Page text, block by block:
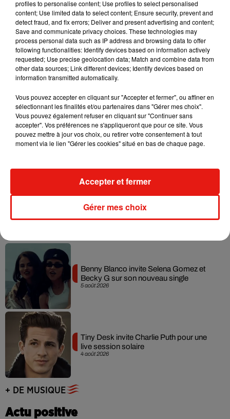
7 août 2026
dans son nouveau clip
7 août 2026
Madonna sort enfin le remix de « Love
Sensation » avec Kylie Minogue
7 août 2026
Tayc et Didi B dévoilent le single le plus
dansant de l’année
collaboration tant attendue
5 août 2026
Benny Blanco invite Selena Gomez et
Becky G sur son nouveau single
4 août 2026
Tiny Desk invite Charlie Puth pour une
live session solaire
+ DE MUSIQUE
Actu positive
profiles to personalise content; Use profiles to select personalised
content; Use limited data to select content; Ensure security, prevent and
detect fraud, and fix errors; Deliver and present advertising and content;
Save and communicate privacy choices. These technologies may
process personal data such as IP address and browsing data to offer
following functionalities: Identify devices based on information actively
requested; Use precise geolocation data; Match and combine data from
other data sources; Link different devices; Identify devices based on
information transmitted automatically.
Vous pouvez accepter en cliquant sur "Accepter et fermer", ou affiner en
sélectionnant les finalités et/ou partenaires dans "Gérer mes choix".
Vous pouvez également refuser en cliquant sur "Continuer sans
accepter". Vos préférences ne s'appliqueront que pour ce site. Vous
pouvez mettre à jour vos choix, ou retirer votre consentement à tout
moment via le lien "Gérer les cookies" situé en bas de chaque page.
Gérer mes choix
Accepter et fermer